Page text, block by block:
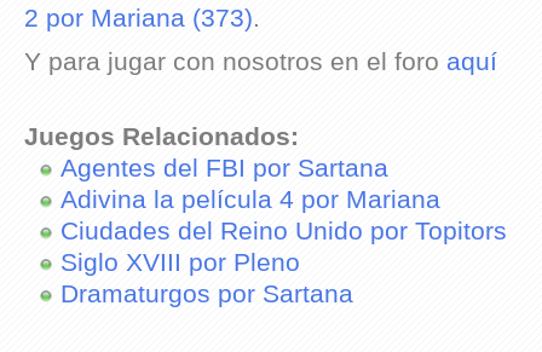
2 por Mariana (373).
Y para jugar con nosotros en el foro aquí
Juegos Relacionados:
Agentes del FBI por Sartana
Adivina la película 4 por Mariana
Ciudades del Reino Unido por Topitors
Siglo XVIII por Pleno
Dramaturgos por Sartana